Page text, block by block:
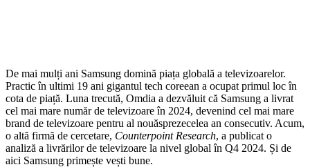
De mai mulți ani Samsung domină piața globală a televizoarelor.
Practic în ultimi 19 ani gigantul tech coreean a ocupat primul loc în
cota de piață. Luna trecută, Omdia a dezvăluit că Samsung a livrat
cel mai mare număr de televizoare în 2024, devenind cel mai mare
brand de televizoare pentru al nouăsprezecelea an consecutiv. Acum,
o altă firmă de cercetare, Counterpoint Research, a publicat o
analiză a livrărilor de televizoare la nivel global în Q4 2024. Și de
aici Samsung primește vești bune.